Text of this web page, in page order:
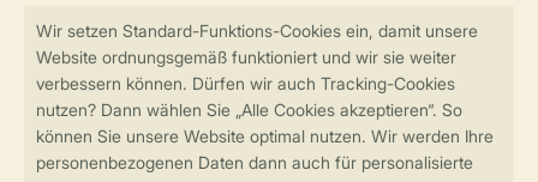
Sicher und schnell zur Online-Buchung
Sichere Datenübertragung
Sicheres Bezahlen